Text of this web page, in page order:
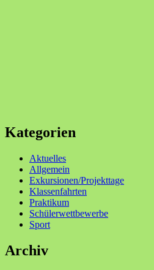
Kategorien
Aktuelles
Allgemein
Exkursionen/Projekttage
Klassenfahrten
Praktikum
Schülerwettbewerbe
Sport
Archiv